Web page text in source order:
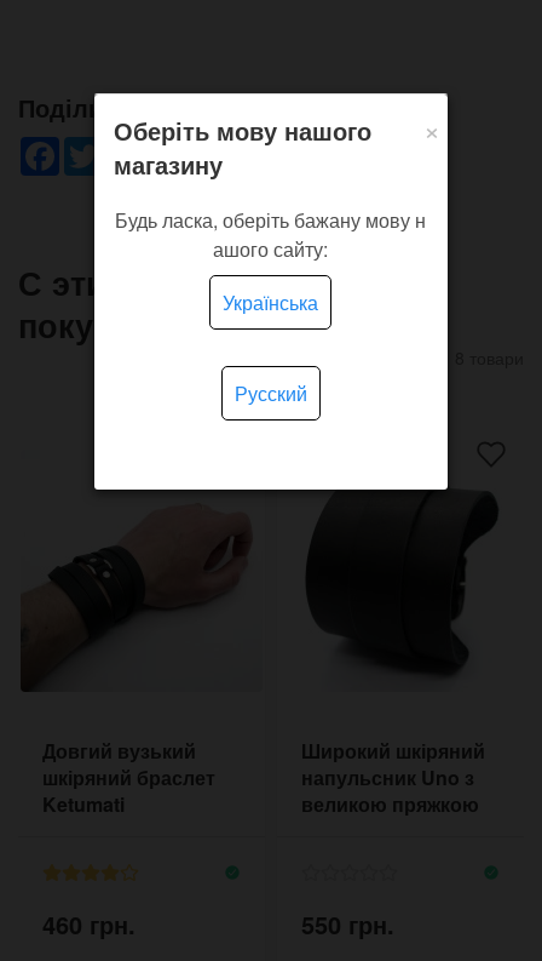
Поділись!
Facebook
TwitterWhatsApp
ViberPinterestTelegram
С этим товаром часто
покупают
Довгий вузький
шкіряний браслет
Ketumati
460 грн.
Широкий шкіряний
напульсник Uno з
великою пряжкою
550 грн.
×
Оберіть мову нашого
магазину
Будь ласка, оберіть бажану мову н
ашого сайту:
Українська
Русский